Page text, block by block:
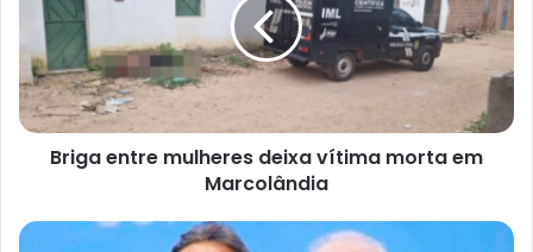
d
e
r
e
e
Briga entre mulheres deixa vítima morta em
Marcolândia